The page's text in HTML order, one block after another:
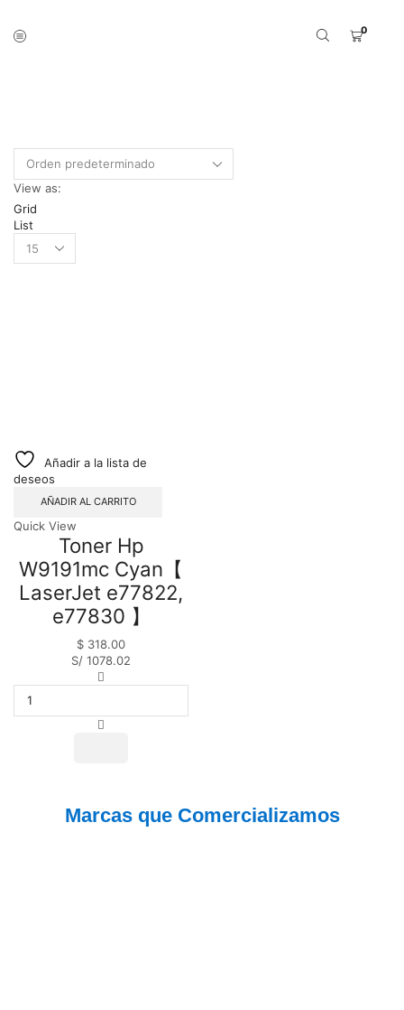
0
View as:
Grid
List
Añadir a la lista de
deseos
AÑADIR AL CARRITO
Quick View
Toner Hp
W9191mc Cyan【
LaserJet e77822,
e77830 】
$ 318.00
S/ 1078.02
Marcas que Comercializamos